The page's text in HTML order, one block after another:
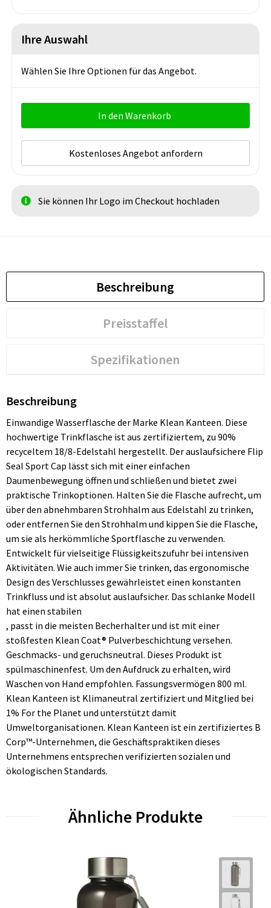
Ihre Auswahl
Wählen Sie Ihre Optionen für das Angebot.
In den Warenkorb
Kostenloses Angebot anfordern
Sie können Ihr Logo im Checkout hochladen
Beschreibung
Preisstaffel
Spezifikationen
Beschreibung
Einwandige Wasserflasche der Marke Klean Kanteen. Diese
hochwertige Trinkflasche ist aus zertifiziertem, zu 90%
recyceltem 18/8-Edelstahl hergestellt. Der auslaufsichere Flip
Seal Sport Cap lässt sich mit einer einfachen
Daumenbewegung öffnen und schließen und bietet zwei
praktische Trinkoptionen. Halten Sie die Flasche aufrecht, um
über den abnehmbaren Strohhalm aus Edelstahl zu trinken,
oder entfernen Sie den Strohhalm und kippen Sie die Flasche,
um sie als herkömmliche Sportflasche zu verwenden.
Entwickelt für vielseitige Flüssigkeitszufuhr bei intensiven
Aktivitäten. Wie auch immer Sie trinken, das ergonomische
Design des Verschlusses gewährleistet einen konstanten
Trinkfluss und ist absolut auslaufsicher. Das schlanke Modell
hat einen stabilen
, passt in die meisten Becherhalter und ist mit einer
stoßfesten Klean Coat® Pulverbeschichtung versehen.
Geschmacks- und geruchsneutral. Dieses Produkt ist
spülmaschinenfest. Um den Aufdruck zu erhalten, wird
Waschen von Hand empfohlen. Fassungsvermögen 800 ml.
Klean Kanteen ist Klimaneutral zertifiziert und Mitglied bei
1% For the Planet und unterstützt damit
Umweltorganisationen. Klean Kanteen ist ein zertifiziertes B
Corp™-Unternehmen, die Geschäftspraktiken dieses
Unternehmens entsprechen verifizierten sozialen und
ökologischen Standards.
Ähnliche Produkte